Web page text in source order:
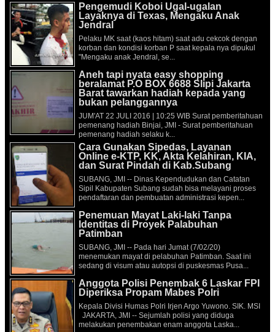
Pengemudi Koboi Ugal-ugalan
Layaknya di Texas, Mengaku Anak
Jendral
Pelaku MK saat (kaos hitam) saat adu cekcok dengan
korban dan kondisi korban P saat kepala nya dipukul
"Mengaku anak Jendral, se...
Aneh tapi nyata easy shopping
beralamat P.O BOX 6688 Slipi Jakarta
Barat tawarkan hadiah kepada yang
bukan pelanggannya
JUM'AT 22 JULI 2016 | 10:25 WIB Surat pemberitahuan
pemenang hadiah Binjai, JMI - Surat pemberitahuan
pemenang hadiah selaku k...
Cara Gunakan Sipedas, Layanan
Online e-KTP, KK, Akta Kelahiran, KIA,
dan Surat Pindah di Kab.Subang
SUBANG, JMI -- Dinas Kependudukan dan Catatan
Sipil Kabupaten Subang sudah bisa melayani proses
pendaftaran dan pembuatan administrasi kepen...
Penemuan Mayat Laki-laki Tanpa
Identitas di Proyek Palabuhan
Patimban
SUBANG, JMI -- Pada hari Jumat (7/02/20)
menemukan mayat di pelabuhan Patimban. Saat ini
sedang di visum atau autopsi di puskesmas Pusa...
Anggota Polisi Penembak 6 Laskar FPI
Diperiksa Propam Mabes Polri
Kepala Divisi Humas Polri Irjen Argo Yuwono. SIK. MSI
JAKARTA, JMI -- Sejumlah polisi yang diduga
melakukan penembakan enam anggota Laska...